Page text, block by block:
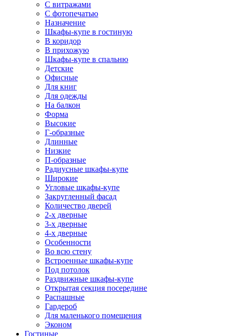
С витражами
С фотопечатью
Назначение
Шкафы-купе в гостиную
В коридор
В прихожую
Шкафы-купе в спальню
Детские
Офисные
Для книг
Для одежды
На балкон
Форма
Высокие
Г-образные
Длинные
Низкие
П-образные
Радиусные шкафы-купе
Широкие
Угловые шкафы-купе
Закругленный фасад
Количество дверей
2-х дверные
3-х дверные
4-х дверные
Особенности
Во всю стену
Встроенные шкафы-купе
Под потолок
Раздвижные шкафы-купе
Открытая секция посередине
Распашные
Гардероб
Для маленького помещения
Эконом
Гостиные